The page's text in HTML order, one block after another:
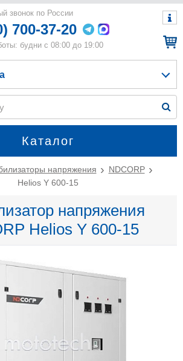
звонок по России
700-37-20
будни с 08:00 до 19:00
Каталог
напряжения
NDCORP
Helios Y 600-15
напряжения
Helios Y 600-15